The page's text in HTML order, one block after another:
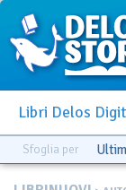
Libri Delos
Sfoglia per